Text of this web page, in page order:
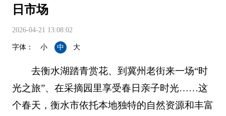
日市场
2026-04-21 13:08:02
字体： 小 中 大
去衡水湖踏青赏花、到冀州老街来一场“时
光之旅”、在采摘园里享受春日亲子时光……这
个春天，衡水市依托本地独特的自然资源和丰富